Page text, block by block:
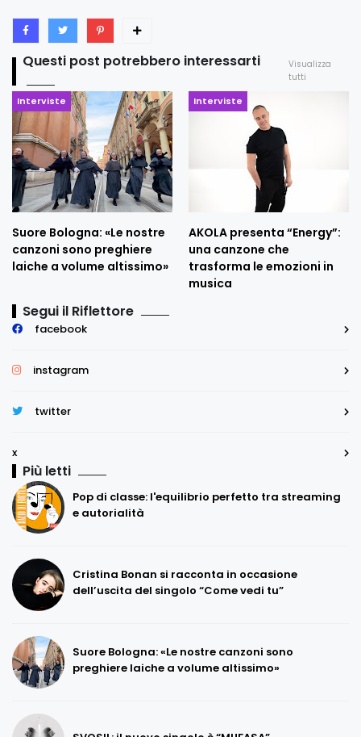
Questi post potrebbero interessarti
Visualizza
tutti
Interviste
Suore Bologna: «Le nostre
canzoni sono preghiere
laiche a volume altissimo»
Interviste
AKOLA presenta “Energy”:
una canzone che
trasforma le emozioni in
musica
Segui il Riflettore
facebook
instagram
twitter
x
Più letti
Pop di classe: l'equilibrio perfetto tra streaming
e autorialità
Cristina Bonan si racconta in occasione
dell’uscita del singolo “Come vedi tu”
Suore Bologna: «Le nostre canzoni sono
preghiere laiche a volume altissimo»